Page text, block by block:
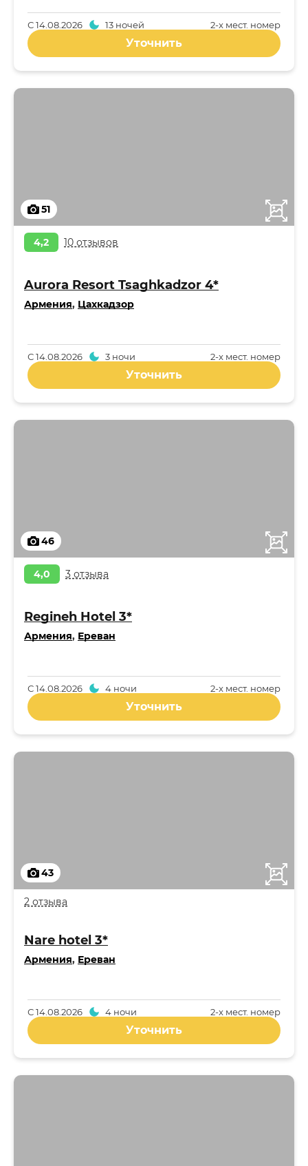
2-x мест. номер
С14.08.2026 13 ночей
Уточнить
51
4,2 10 отзывов
Aurora Resort Tsaghkadzor 4*
Армения, Цахкадзор
2-x мест. номер
С14.08.2026 3 ночи
Уточнить
46
4,0 3 отзыва
Regineh Hotel 3*
Армения, Ереван
2-x мест. номер
С14.08.2026 4 ночи
Уточнить
43
2 отзыва
Nare hotel 3*
Армения, Ереван
2-x мест. номер
С14.08.2026 4 ночи
Уточнить